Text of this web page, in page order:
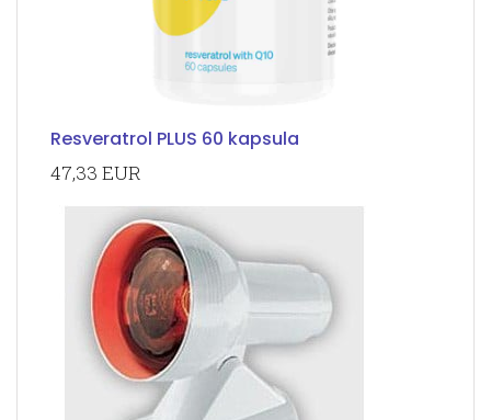
Resveratrol PLUS 60 kapsula
47,33 EUR